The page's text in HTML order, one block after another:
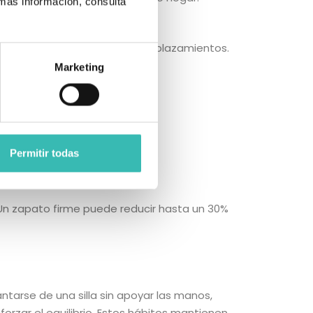
Marketing
Permitir todas
la vía pública o durante desplazamientos.
y suela firme.
irregulares.
peatonal.
zapato firme puede reducir hasta un 30%
de una silla sin apoyar las manos,